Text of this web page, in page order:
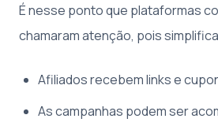
É nesse ponto que plataformas
chamaram atenção, pois
Afiliados recebem links e
As campanhas podem ser